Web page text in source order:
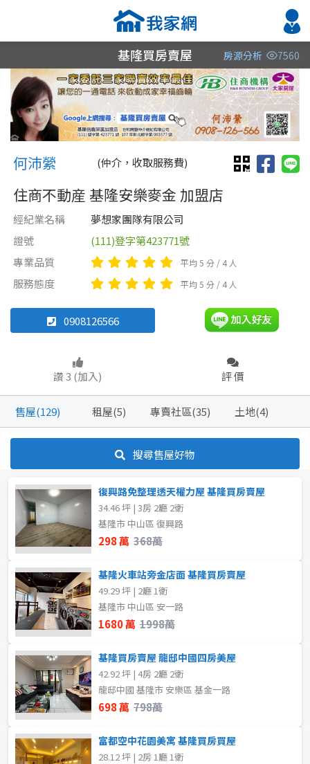
縣市
不限
新北市
桃園市
區域
不限
類型(可複選)
不拘 公寓 電梯大樓 套房
農舍
坪數
20坪以下
20~30 坪 30~40 坪
40~50 坪
60~70 坪
80坪以上
~
樓層
不拘
1樓 2樓
縣市
不限
新北市
區域
不限
售價
縣市
不限
區域
不限
類型(可複選)
不拘 整層住家 廠房
不拘
20坪以下
20~30 坪 30~40 坪
~ 坪
樓層
不拘
1樓
2樓
格局
不拘
基隆買房賣屋 房源分析 7560
何沛縈 何沛縈
何沛縈 (仲介，收取服務費)
住商不動産 基隆安樂麥金 加盟店
經紀業名稱
夢想家團隊有限公司
證號
(111)登字第423771號
專業品質
平均 5 分 / 4 人
服務態度 平均 5 分 / 4 人
0908126566
讚 3 (加入) 評 價
售屋(129) 租屋(5) 專賣社區(35) 土地(4)
搜尋售屋好物
復興路免整理透天權力屋 基隆買房賣屋
34.46 坪 | 3房 2廳 2衛
基隆市 中山區 復興路
298 萬 368萬
基隆火車站旁金店面 基隆買房賣屋
49.29 坪 | 2廳 1衛
基隆市 中山區 安一路
1680 萬 1998萬
基隆買房賣屋 龍邸中國四房美屋
42.92 坪 | 4房 2廳 2衛
龍邸中國 基隆市 安樂區 基金一路
698 萬 798萬
富都空中花園美寓 基隆買房買屋
28.12 坪 | 2房 1廳 1衛